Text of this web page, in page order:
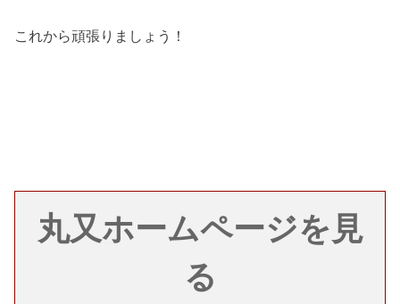
これから頑張りましょう！
丸又ホームページを見
る